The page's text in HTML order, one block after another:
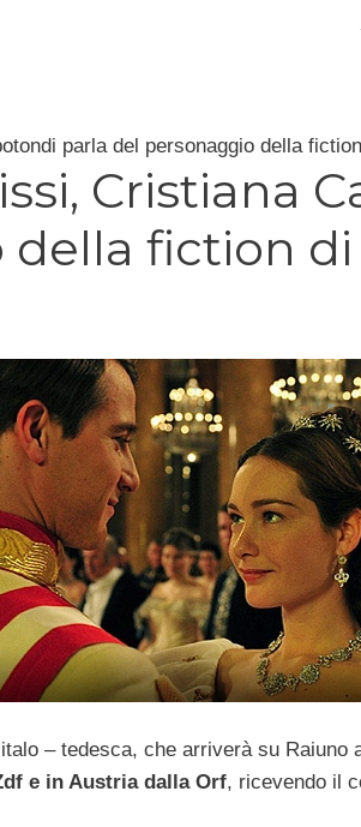
parla del personaggio della
Cristiana
fiction di
– tedesca, che arriverà su Raiuno
e in Austria dalla Orf, ricevendo il